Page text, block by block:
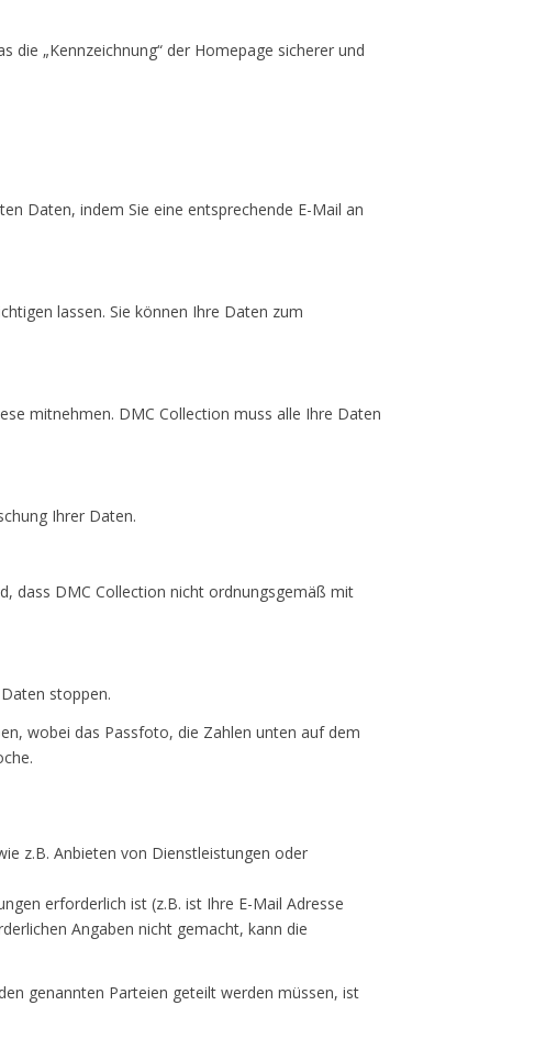
„Kennzeichnung“ der Homepage sicherer und
Daten, indem Sie eine entsprechende E-Mail an
lassen. Sie können Ihre Daten zum
mitnehmen. DMC Collection muss alle Ihre Daten
Ihrer Daten.
dass DMC Collection nicht ordnungsgemäß mit
stoppen.
wobei das Passfoto, die Zahlen unten auf dem
z.B. Anbieten von Dienstleistungen oder
erforderlich ist (z.B. ist Ihre E-Mail Adresse
Angaben nicht gemacht, kann die
genannten Parteien geteilt werden müssen, ist